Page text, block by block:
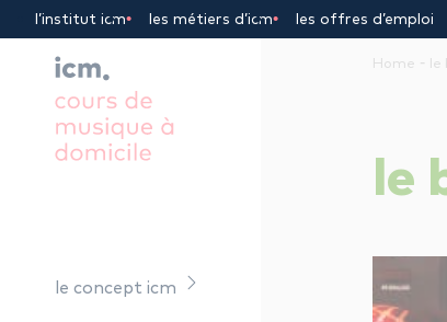
l’institut icm les métiers d’icm les offres d’emploi
le concept icm
Home - le
le
Panneau de gestion des cookies